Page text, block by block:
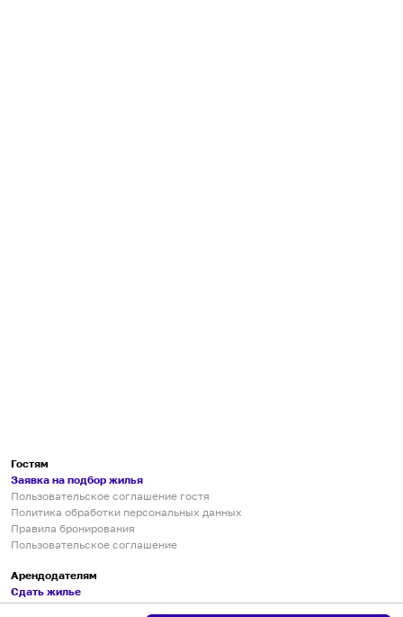
Гостям
Заявка на подбор жилья
Пользовательское соглашение гостя
Политика обработки персональных данных
Правила бронирования
Пользовательское соглашение
Арендодателям
Сдать жилье
Пользовательское соглашение